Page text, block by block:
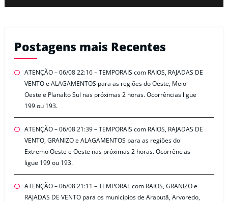
Postagens mais Recentes
ATENÇÃO – 06/08 22:16 – TEMPORAIS com RAIOS, RAJADAS DE
VENTO e ALAGAMENTOS para as regiões do Oeste, Meio-
Oeste e Planalto Sul nas próximas 2 horas. Ocorrências ligue
199 ou 193.
ATENÇÃO – 06/08 21:39 – TEMPORAIS com RAIOS, RAJADAS DE
VENTO, GRANIZO e ALAGAMENTOS para as regiões do
Extremo Oeste e Oeste nas próximas 2 horas. Ocorrências
ligue 199 ou 193.
ATENÇÃO – 06/08 21:11 – TEMPORAL com RAIOS, GRANIZO e
RAJADAS DE VENTO para os municípios de Arabutã, Arvoredo,